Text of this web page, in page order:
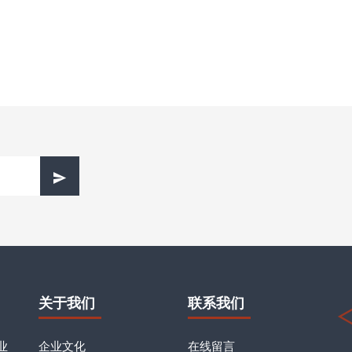
关于我们
企业文化
联系我们
在线留言